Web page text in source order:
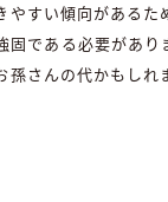
すい傾向があるた
である必要があり
さんの代かもしれ